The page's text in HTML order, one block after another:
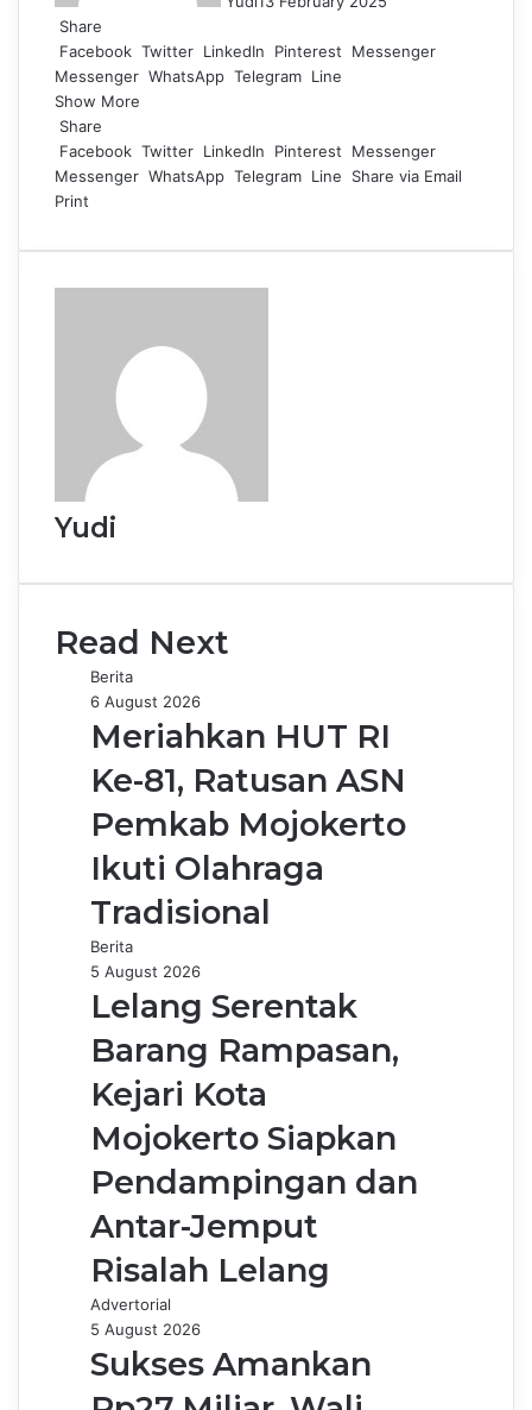
Share
Facebook Twitter LinkedIn Pinterest
Messenger
Messenger WhatsApp Telegram Line
Show More
Share
Facebook Twitter LinkedIn Pinterest
Messenger
Messenger WhatsApp Telegram Line
Share via Email
Print
Yudi
Read Next
Berita
6 August 2026
Meriahkan HUT RI
Ke-81, Ratusan ASN
Pemkab Mojokerto
Ikuti Olahraga
Tradisional
Berita
5 August 2026
Lelang Serentak
Barang Rampasan,
Kejari Kota
Mojokerto Siapkan
Pendampingan dan
Antar-Jemput
Risalah Lelang
Advertorial
5 August 2026
Sukses Amankan